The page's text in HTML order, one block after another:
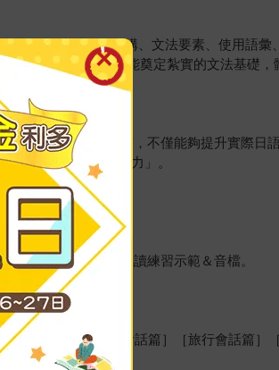
明」詳述「語句結構、文法要素、使用語彙
掌握會話句」，必能奠定紮實的文法基礎
日語能力。活用本書，不僅能夠提升實際日
聽解力」和「讀解力」。
」「旅行會話篇」跟讀練習示範＆音檔。
實用篇］［商務會話篇］［旅行會話篇］